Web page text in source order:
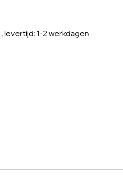
, levertijd: 1-2 werkdagen